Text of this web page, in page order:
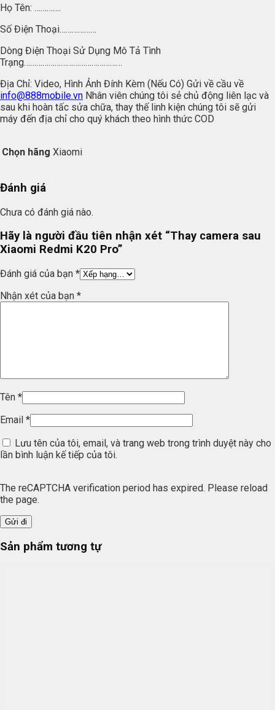
Họ Tên: ………….
Số Điện Thoại………………
Dòng Điện Thoại Sử Dụng Mô Tả Tình
Trạng…………………………………………
Địa Chỉ: Video, Hình Ảnh Đính Kèm (Nếu Có) Gửi về cầu về
info@888mobile.vn Nhân viên chúng tôi sẻ chủ động liên lạc và
sau khi hoàn tấc sửa chữa, thay thế linh kiện chúng tôi sẽ gửi
máy đến địa chỉ cho quý khách theo hình thức COD
Chọn hãng Xiaomi
Đánh giá
Chưa có đánh giá nào.
Hãy là người đầu tiên nhận xét “Thay camera sau
Xiaomi Redmi K20 Pro”
Đánh giá của bạn *
Nhận xét của bạn *
Tên *
Email *
Lưu tên của tôi, email, và trang web trong trình duyệt này cho
lần bình luận kế tiếp của tôi.
The reCAPTCHA verification period has expired. Please reload
the page.
Sản phẩm tương tự